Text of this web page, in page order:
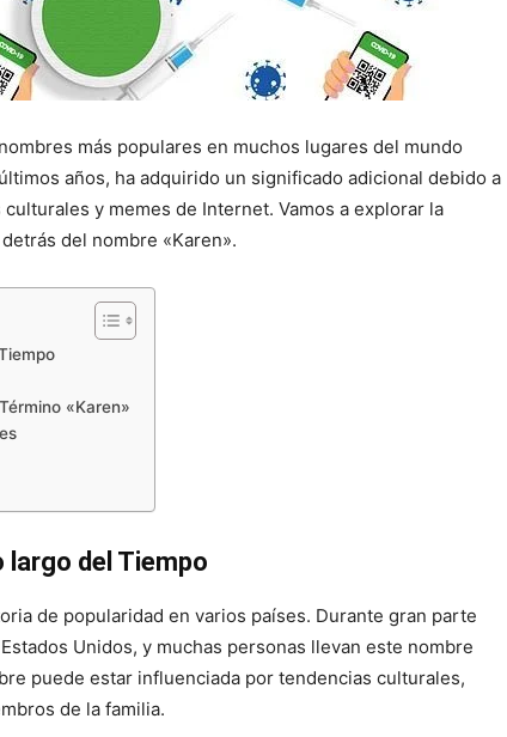
más populares en muchos lugares del mundo
años, ha adquirido un significado adicional debido a
y memes de Internet. Vamos a explorar la
del nombre «Karen».
«Karen»
largo del Tiempo
de popularidad en varios países. Durante gran parte
Unidos, y muchas personas llevan este nombre
puede estar influenciada por tendencias culturales,
de la familia.